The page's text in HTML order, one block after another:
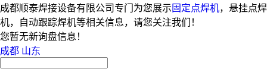
成都顺泰焊接设备有限公司专门为您展示 固定点焊机，悬挂点焊
机，自动跟踪焊机等相关信息，请您关注我们！
您暂无新询盘信息！
成都 山东